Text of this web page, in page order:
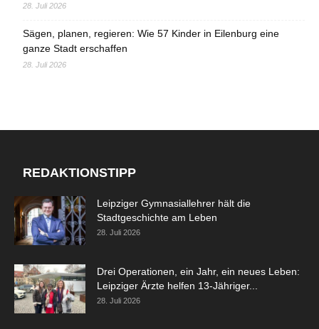
28. Juli 2026
Sägen, planen, regieren: Wie 57 Kinder in Eilenburg eine
ganze Stadt erschaffen
28. Juli 2026
REDAKTIONSTIPP
Leipziger Gymnasiallehrer hält die
Stadtgeschichte am Leben
28. Juli 2026
Drei Operationen, ein Jahr, ein neues Leben:
Leipziger Ärzte helfen 13-Jähriger...
28. Juli 2026